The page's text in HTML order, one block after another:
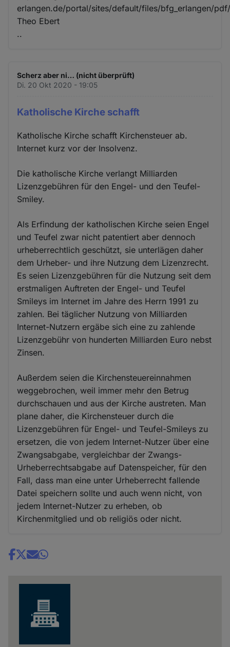
erlangen.de/portal/sites/default/files/bfg_erlangen/
Theo Ebert
..
Scherz aber ni… (nicht überprüft)
Di. 20 Okt 2020 - 19:05
Katholische Kirche schafft
Katholische Kirche schafft Kirchensteuer ab.
Internet kurz vor der Insolvenz.
Die katholische Kirche verlangt Milliarden
Lizenzgebühren für den Engel- und den Teufel-
Smiley.
Als Erfindung der katholischen Kirche seien Engel
und Teufel zwar nicht patentiert aber dennoch
urheberrechtlich geschützt, sie unterlägen daher
dem Urheber- und ihre Nutzung dem Lizenzrecht.
Es seien Lizenzgebühren für die Nutzung seit dem
erstmaligen Auftreten der Engel- und Teufel
Smileys im Internet im Jahre des Herrn 1991 zu
zahlen. Bei täglicher Nutzung von Milliarden
Internet-Nutzern ergäbe sich eine zu zahlende
Lizenzgebühr von hunderten Milliarden Euro nebst
Zinsen.
Außerdem seien die Kirchensteuereinnahmen
weggebrochen, weil immer mehr den Betrug
durchschauen und aus der Kirche austreten. Man
plane daher, die Kirchensteuer durch die
Lizenzgebühren für Engel- und Teufel-Smileys zu
ersetzen, die von jedem Internet-Nutzer über eine
Zwangsabgabe, vergleichbar der Zwangs-
Urheberrechtsabgabe auf Datenspeicher, für den
Fall, dass man eine unter Urheberrecht fallende
Datei speichern sollte und auch wenn nicht, von
jedem Internet-Nutzer zu erheben, ob
Kirchenmitglied und ob religiös oder nicht.
Share